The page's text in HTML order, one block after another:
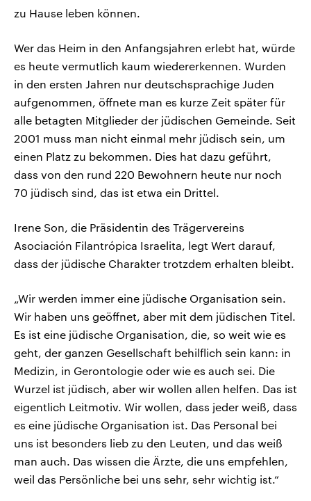
zu Hause leben können.
Wer das Heim in den Anfangsjahren erlebt hat, würde
es heute vermutlich kaum wiedererkennen. Wurden
in den ersten Jahren nur deutschsprachige Juden
aufgenommen, öffnete man es kurze Zeit später für
alle betagten Mitglieder der jüdischen Gemeinde. Seit
2001 muss man nicht einmal mehr jüdisch sein, um
einen Platz zu bekommen. Dies hat dazu geführt,
dass von den rund 220 Bewohnern heute nur noch
70 jüdisch sind, das ist etwa ein Drittel.
Irene Son, die Präsidentin des Trägervereins
Asociación Filantrópica Israelita, legt Wert darauf,
dass der jüdische Charakter trotzdem erhalten bleibt.
„Wir werden immer eine jüdische Organisation sein.
Wir haben uns geöffnet, aber mit dem jüdischen Titel.
Es ist eine jüdische Organisation, die, so weit wie es
geht, der ganzen Gesellschaft behilflich sein kann: in
Medizin, in Gerontologie oder wie es auch sei. Die
Wurzel ist jüdisch, aber wir wollen allen helfen. Das ist
eigentlich Leitmotiv. Wir wollen, dass jeder weiß, dass
es eine jüdische Organisation ist. Das Personal bei
uns ist besonders lieb zu den Leuten, und das weiß
man auch. Das wissen die Ärzte, die uns empfehlen,
weil das Persönliche bei uns sehr, sehr wichtig ist.“